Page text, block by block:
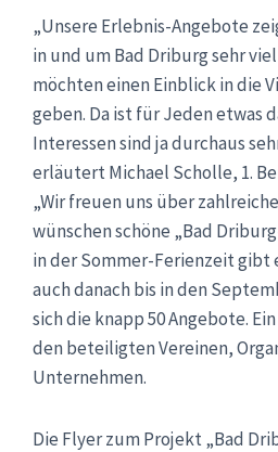
„Unsere Erlebnis-Angebote
in und um Bad Driburg sehr
möchten einen Einblick in die
geben. Da ist für Jeden etwas
Interessen sind ja durchaus
erläutert Michael Scholle, 1.
„Wir freuen uns über
wünschen schöne „Bad
in der Sommer-Ferienzeit gibt
auch danach bis in den
sich die knapp 50 Angebote.
den beteiligten Vereinen,
Unternehmen.
Die Flyer zum Projekt „Bad